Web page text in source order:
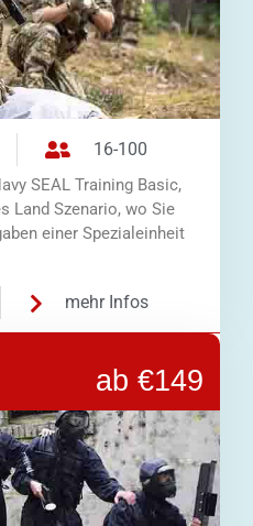
16-100
SEAL Training Basic,
Land Szenario, wo Sie
einer Spezialeinheit
mehr Infos
ab €149